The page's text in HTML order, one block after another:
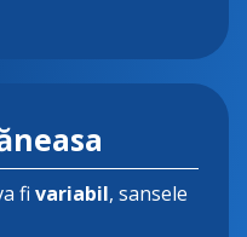
fi variabil, sansele